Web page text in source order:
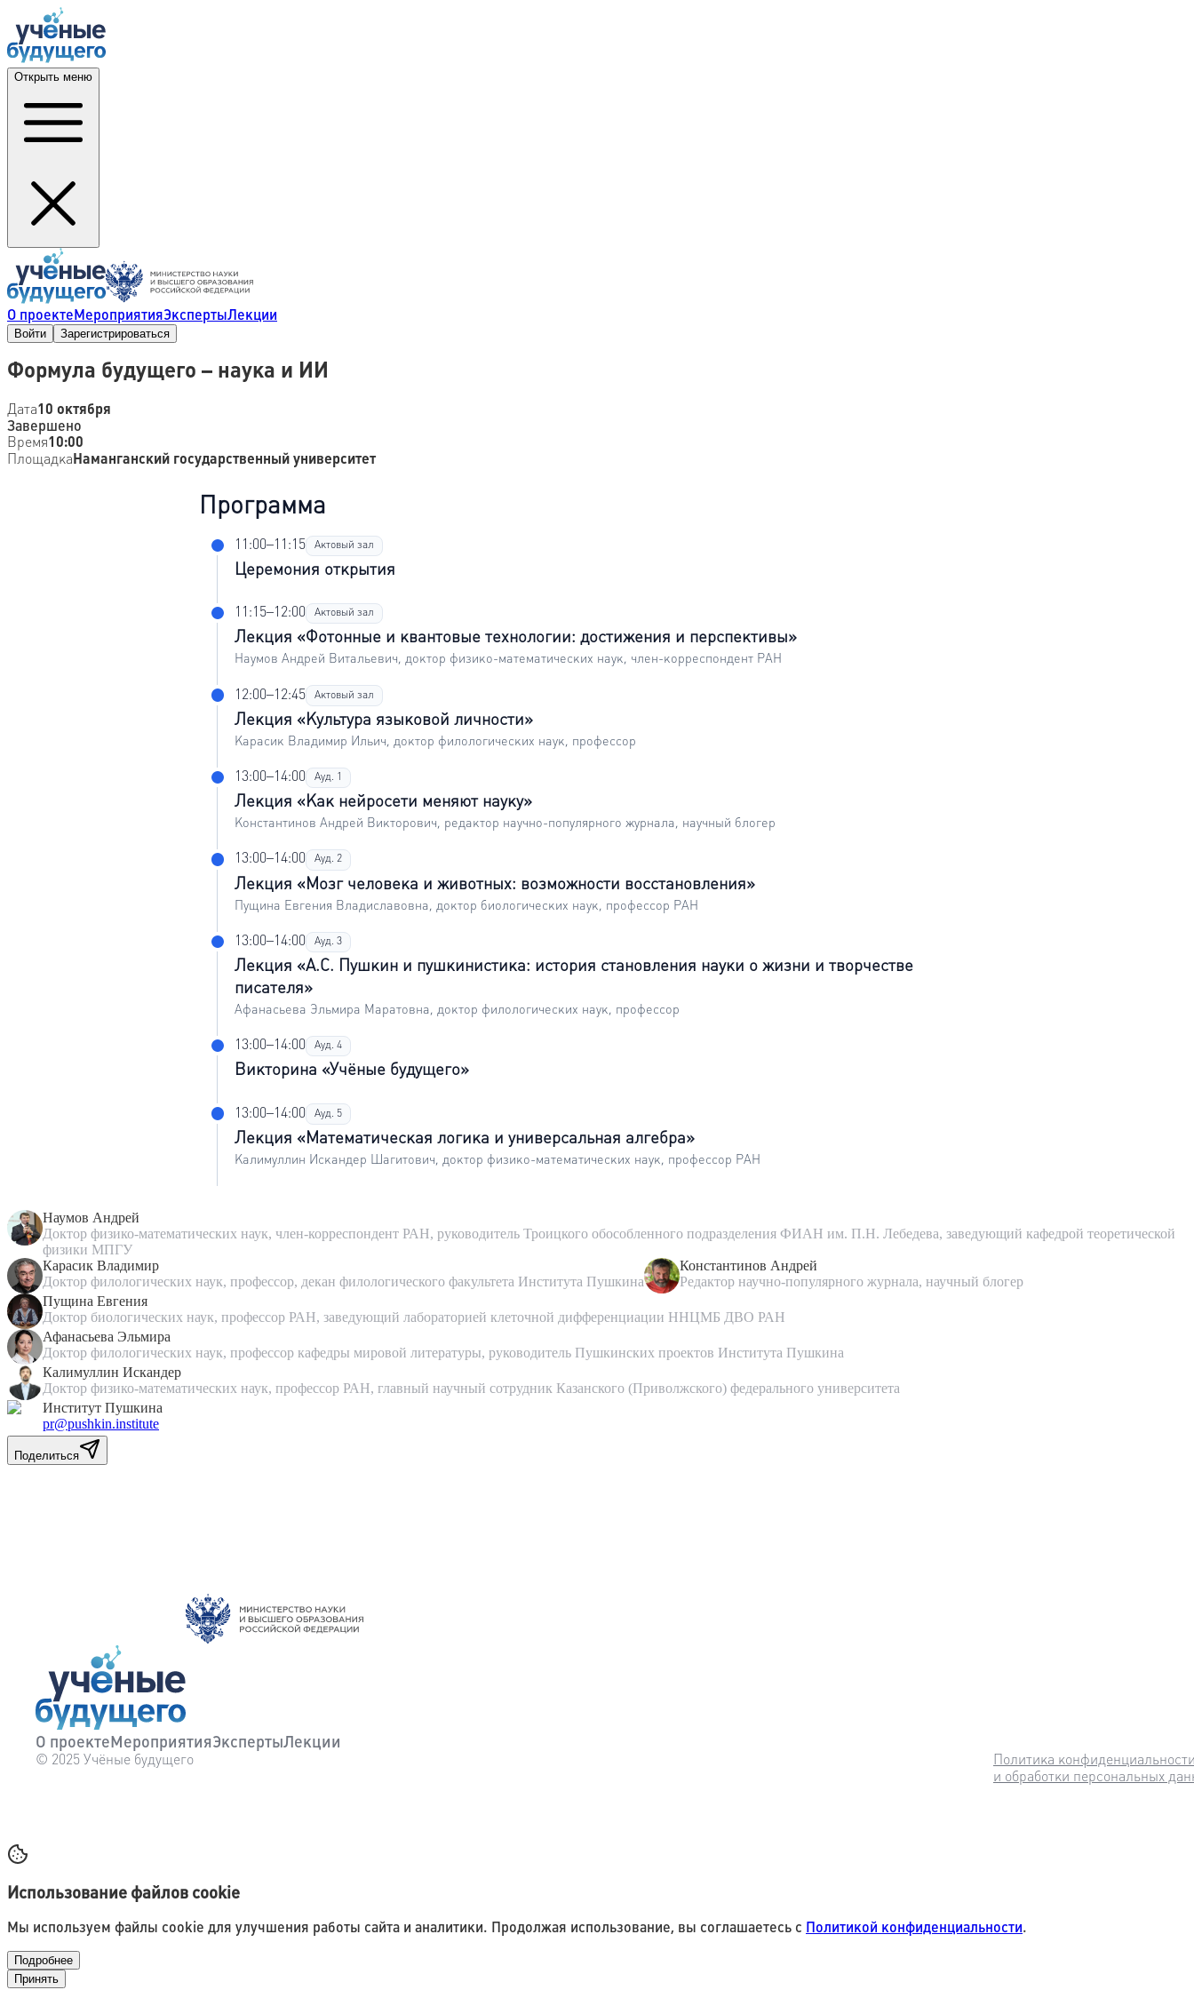
Открыть меню
О проекте Мероприятия Эксперты Лекции
Войти Зарегистрироваться
Формула будущего – наука и ИИ
Дата10 октября
Завершено
Время10:00
Площадка Наманганский государственный университет
Программа
11:00–11:15 Актовый зал
Церемония открытия
11:15–12:00 Актовый зал
Лекция «Фотонные и квантовые технологии: достижения и перспективы»
Наумов Андрей Витальевич, доктор физико-математических наук, член-корреспондент РАН
12:00–12:45 Актовый зал
Лекция «Культура языковой личности»
Карасик Владимир Ильич, доктор филологических наук, профессор
13:00–14:00 Ауд. 1
Лекция «Как нейросети меняют науку»
Константинов Андрей Викторович, редактор научно-популярного журнала, научный блогер
13:00–14:00 Ауд. 2
Лекция «Мозг человека и животных: возможности восстановления»
Пущина Евгения Владиславовна, доктор биологических наук, профессор РАН
13:00–14:00 Ауд. 3
Лекция «А.С. Пушкин и пушкинистика: история становления науки о жизни и творчестве
писателя»
Афанасьева Эльмира Маратовна, доктор филологических наук, профессор
13:00–14:00 Ауд. 4
Викторина «Учёные будущего»
13:00–14:00 Ауд. 5
Лекция «Математическая логика и универсальная алгебра»
Калимуллин Искандер Шагитович, доктор физико-математических наук, профессор РАН
Наумов Андрей
Доктор физико-математических наук, член-корреспондент РАН, руководитель Троицкого обособленного подразделения ФИАН им. П.Н. Лебедева, заведующий кафедрой теоретической
физики МПГУ
Карасик Владимир
Доктор филологических наук, профессор, декан филологического факультета Института Пушкина
Константинов Андрей
Редактор научно-популярного журнала, научный блогер
Пущина Евгения
Доктор биологических наук, профессор РАН, заведующий лабораторией клеточной дифференциации ННЦМБ ДВО РАН
Афанасьева Эльмира
Доктор филологических наук, профессор кафедры мировой литературы, руководитель Пушкинских проектов Института Пушкина
Калимуллин Искандер
Доктор физико-математических наук, профессор РАН, главный научный сотрудник Казанского (Приволжского) федерального университета
Институт Пушкина
pr@pushkin.institute
Поделиться
О проекте МероприятияЭкспертыЛекции
© 2025 Учёные будущего
Политика
и обработки персональных
Использование файлов cookie
Мы используем файлы cookie для улучшения работы сайта и аналитики. Продолжая использование, вы соглашаетесь с Политикой конфиденциальности .
Подробнее
Принять